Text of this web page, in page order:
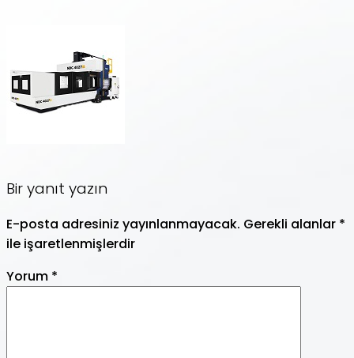
Bir yanıt yazın
E-posta adresiniz yayınlanmayacak. Gerekli alanlar *
ile işaretlenmişlerdir
Yorum *